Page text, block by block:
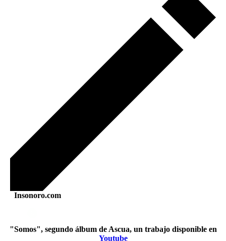
Insonoro.com
"Somos", segundo álbum de Ascua, un trabajo disponible en
Youtube